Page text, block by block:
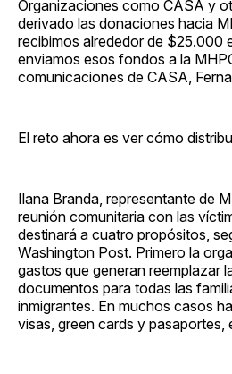
Organizaciones como CASA y
derivado las donaciones hacia
recibimos alrededor de $25.000
enviamos esos fondos a la
comunicaciones de CASA,
El reto ahora es ver cómo
Ilana Branda, representante de
reunión comunitaria con las
destinará a cuatro propósitos,
Washington Post. Primero la
gastos que generan reemplazar
documentos para todas las
inmigrantes. En muchos casos
visas, green cards y pasaportes,